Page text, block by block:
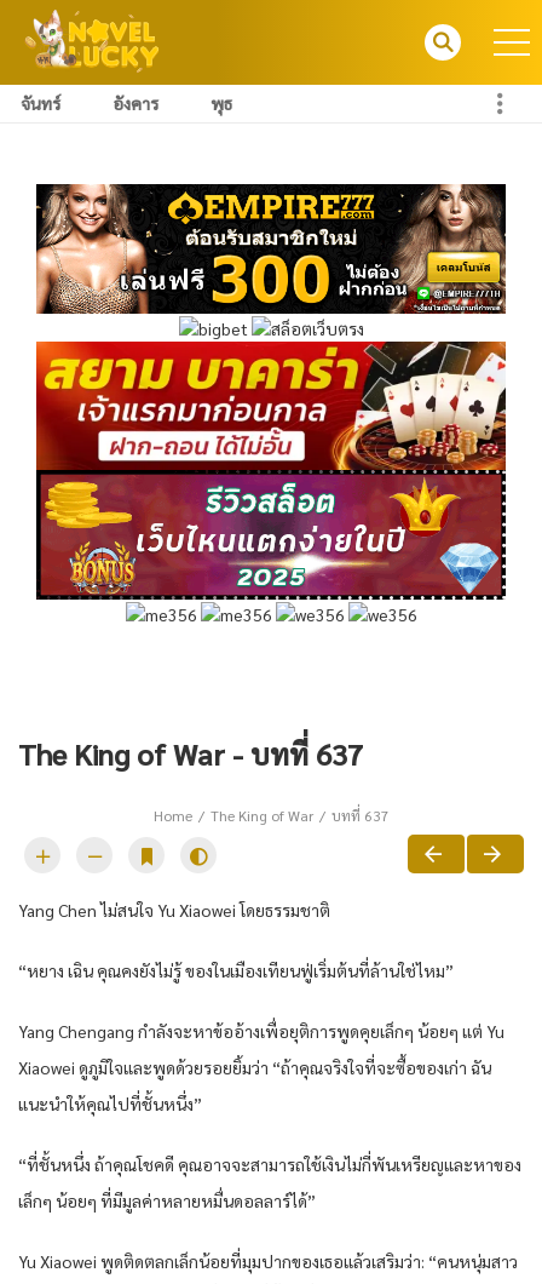
จันทร์ อังคาร พุธ
The King of War - บทที่ 637
Home The King of War บทที่ 637
Yang Chen ไม่สนใจ Yu Xiaowei โดยธรรมชาติ
“หยาง เฉิน คุณคงยังไม่รู้ ของในเมืองเทียนฟู่เริ่มต้นที่ล้านใช่ไหม”
Yang Chengang กำลังจะหาข้ออ้างเพื่อยุติการพูดคุยเล็กๆ น้อยๆ แต่ Yu
Xiaowei ดูภูมิใจและพูดด้วยรอยยิ้มว่า “ถ้าคุณจริงใจที่จะซื้อของเก่า ฉัน
แนะนำให้คุณไปที่ชั้นหนึ่ง”
“ที่ชั้นหนึ่ง ถ้าคุณโชคดี คุณอาจจะสามารถใช้เงินไม่กี่พันเหรียญและหาของ
เล็กๆ น้อยๆ ที่มีมูลค่าหลายหมื่นดอลลาร์ได้”
Yu Xiaowei พูดติดตลกเล็กน้อยที่มุมปากของเธอแล้วเสริมว่า: “คนหนุ่มสาว